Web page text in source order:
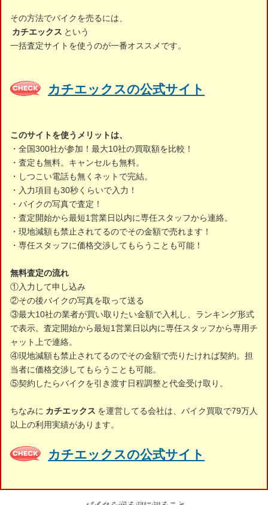
その方法でバイクを売るには、
カチエックス という
一括査定サイトを使うのが一番オススメです。
カチエックスの公式サイト
このサイトを使うメリットは、
・全国300社が参加！最大10社の買取額を比較！
・査定も無料。キャンセルも無料。
・しつこい電話も無くネットで完結。
・入力項目も30秒くらいで入力！
・バイクの写真で査定！
・査定開始から最短1営業日以内に専任スタッフから連絡。
・現地減額も禁止されてるのでその金額で売れます！
・専任スタッフに価格交渉してもらうことも可能！
無料査定の流れ
①入力して申し込み
②その後バイクの写真を取って送る
③最大10社の業者が買い取りたい金額で入札し、ランキング形式
で表示。査定開始から最短1営業日以内に専任スタッフから専用チ
ャット上で連絡。
④現地減額も禁止されてるのでその金額で売りたければ契約。担
当者に価格交渉してもらうことも可能。
⑤契約したらバイクを引き渡す日程調整と代金受け取り。
ちなみに カチエックス を運営してる会社は、バイク買取で79万人
以上の利用実績があります。
カチエックスの公式サイト